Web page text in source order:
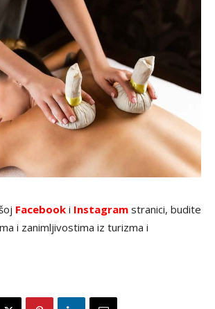
Facebook i Instagram stranici, budite
i zanimljivostima iz turizma i